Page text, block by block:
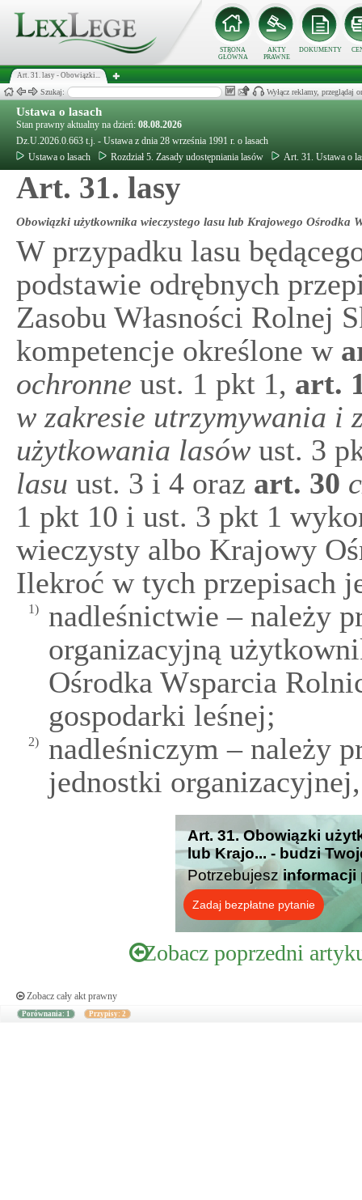
STRONA
GŁÓWNA
AKTY
PRAWNE
DOKUMENTY
Art. 31. lasy - Obowiązki...
Szukaj: Wyłącz reklamy, przeglądaj
Ustawa o lasach
Stan prawny aktualny na dzień: 08.08.2026
Dz.U.2026.0.663 t.j. - Ustawa z dnia 28 września 1991 r. o lasach
Ustawa o lasach
Rozdział 5. Zasady udostępniania lasów Art. 31. Ustawa o
Art. 31. lasy
Obowiązki użytkownika wieczystego lasu lub Krajowego Ośrodka
W przypadku lasu
podstawie odrębnych
Zasobu Własności Rolnej
kompetencje określone w
ochronne ust. 1 pkt 1, art.
w zakresie utrzymywania i
użytkowania lasów ust. 3
lasu ust. 3 i 4 oraz art. 30
1 pkt 10 i ust. 3 pkt 1
wieczysty albo Krajowy
Ilekroć w tych przepisach
1)
nadleśnictwie – należy
organizacyjną
Ośrodka Wsparcia
gospodarki leśnej;
2)
nadleśniczym – należy
jednostki
Art. 31. Obowiązki
lub Krajo... - budzi
Potrzebujesz informacji
Zadaj bezpłatne pytanie
Zobacz poprzedni
Zobacz cały akt prawny
Porównania: 1 Przypisy: 2